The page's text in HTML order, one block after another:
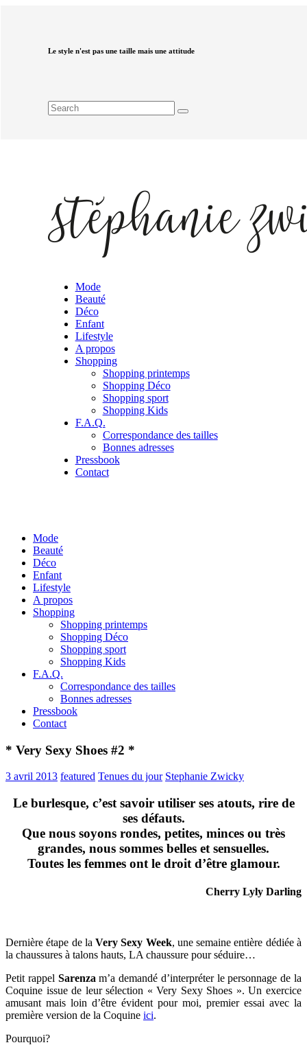
Le style n'est pas une taille mais une attitude
Mode
Beauté
Déco
Enfant
Lifestyle
A propos
Shopping
Shopping printemps
Shopping Déco
Shopping sport
Shopping Kids
F.A.Q.
Correspondance des tailles
Bonnes adresses
Pressbook
Contact
Mode
Beauté
Déco
Enfant
Lifestyle
A propos
Shopping
Shopping printemps
Shopping Déco
Shopping sport
Shopping Kids
F.A.Q.
Correspondance des tailles
Bonnes adresses
Pressbook
Contact
* Very Sexy Shoes #2 *
3 avril 2013 featured Tenues du jour Stephanie Zwicky
Le burlesque, c’est savoir utiliser ses atouts, rire de
ses défauts.
Que nous soyons rondes, petites, minces ou très
grandes, nous sommes belles et sensuelles.
Toutes les femmes ont le droit d’être glamour.
Cherry Lyly Darling
Dernière étape de laVery Sexy Week, une semaine entière dédiée à
la chaussures à talons hauts, LA chaussure pour séduire…
Petit rappel Sarenza m’a demandé d’interpréter le personnage de la
Coquine issue de leur sélection « Very Sexy Shoes ». Un exercice
amusant mais loin d’être évident pour moi, premier essai avec la
première version de la Coquine ici.
Pourquoi?